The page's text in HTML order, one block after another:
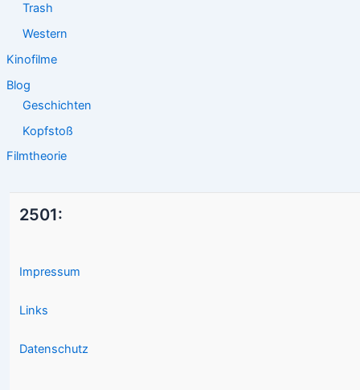
Trash
Western
Kinofilme
Blog
Geschichten
Kopfstoß
Filmtheorie
2501:
Impressum
Links
Datenschutz